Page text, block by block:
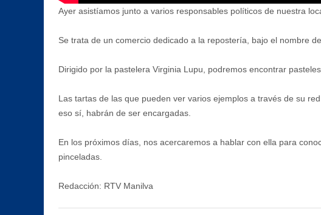
Ayer asistíamos junto a varios responsables políticos de nuestra
Se trata de un comercio dedicado a la repostería, bajo el nombre
Dirigido por la pastelera Virginia Lupu, podremos encontrar
Las tartas de las que pueden ver varios ejemplos a través de su
eso sí, habrán de ser encargadas.
En los próximos días, nos acercaremos a hablar con ella para
pinceladas.
Redacción: RTV Manilva